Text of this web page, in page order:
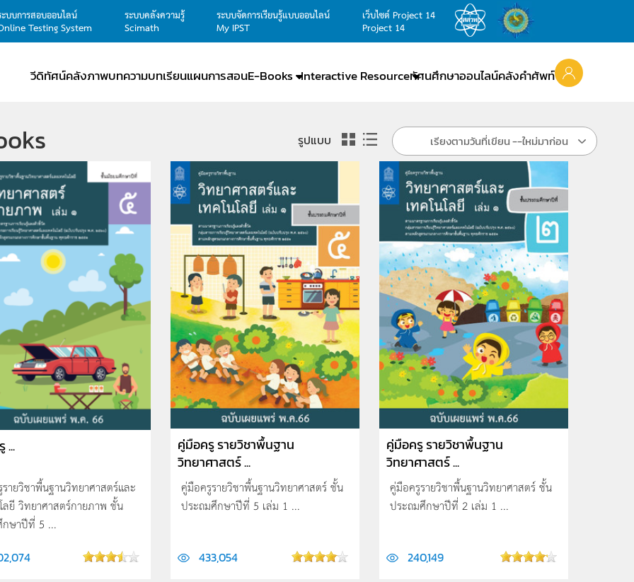
บบการสอบออนไลน์
Testing System
ระบบคลังความรู้
Scimath
ระบบจัดการเรียนรู้แบบออนไลน์
My IPST
เว็บไซต์ Project 14
Project 14
วีดิทัศน์คลังภาพบทความบทเรียนแผนการสอนE-Books Interactive Resourceทัศนศึกษาออนไลน์คลังคำศัพท์
รูปแบบ เรียงตามวันที่เขียน --ใหม่มาก่อน
...
ายวิชาพื้นฐานวิทยาศาสตร์และ
ลยี วิทยาศาสตร์กายภาพ ชั้น
ษาปีที่ 5 ...
คู่มือครู รายวิชาพื้นฐาน
วิทยาศาสตร์ ...
คู่มือครูรายวิชาพื้นฐานวิทยาศาสตร์ ชั้น
ประถมศึกษาปีที่ 5 เล่ม 1 ...
433,054
คู่มือครู รายวิชาพื้นฐาน
วิทยาศาสตร์ ...
คู่มือครูรายวิชาพื้นฐานวิทยาศาสตร์ ชั้น
ประถมศึกษาปีที่ 2 เล่ม 1 ...
240,149